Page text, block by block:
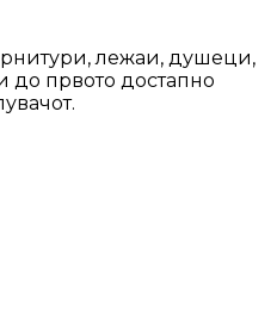
лежаи, душеци,
првото достапно